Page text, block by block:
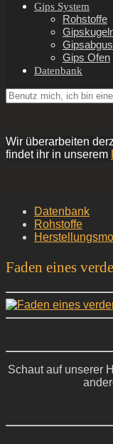
Gips System
Rohstoffe
Gips Ofen
Datenbank
Wir überarbeiten
findet ihr in unserem
Datenbank
Rohstoffe
Faden eines
Schaut auf unserer